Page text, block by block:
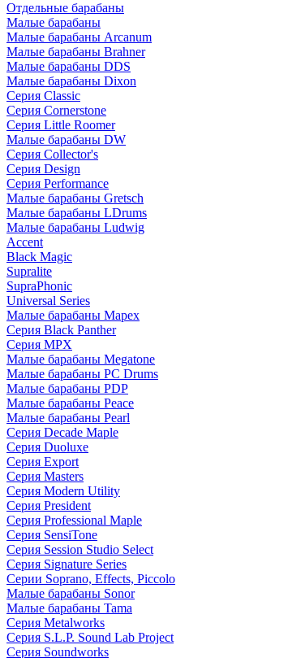
Отдельные барабаны
Малые барабаны
Малые барабаны Arcanum
Малые барабаны Brahner
Малые барабаны DDS
Малые барабаны Dixon
Серия Classic
Серия Cornerstone
Серия Little Roomer
Малые барабаны DW
Серия Collector's
Серия Design
Серия Performance
Малые барабаны Gretsch
Малые барабаны LDrums
Малые барабаны Ludwig
Accent
Black Magic
Supralite
SupraPhonic
Universal Series
Малые барабаны Mapex
Серия Black Panther
Серия MPX
Малые барабаны Megatone
Малые барабаны PC Drums
Малые барабаны PDP
Малые барабаны Peace
Малые барабаны Pearl
Серия Decade Maple
Серия Duoluxe
Серия Export
Серия Masters
Серия Modern Utility
Серия President
Серия Professional Maple
Серия SensiTone
Серия Session Studio Select
Серия Signature Series
Серии Soprano, Effects, Piccolo
Малые барабаны Sonor
Малые барабаны Tama
Серия Metalworks
Серия S.L.P. Sound Lab Project
Серия Soundworks